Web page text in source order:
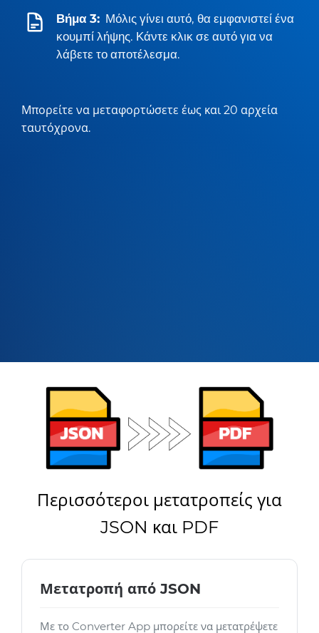
Βήμα 3: Μόλις γίνει αυτό, θα εμφανιστεί ένα
κουμπί λήψης. Κάντε κλικ σε αυτό για να
λάβετε το αποτέλεσμα.
Μπορείτε να μεταφορτώσετε έως και 20 αρχεία
ταυτόχρονα.
Περισσότεροι μετατροπείς για
JSON και PDF
Μετατροπή από JSON
Με το Converter App μπορείτε να μετατρέψετε